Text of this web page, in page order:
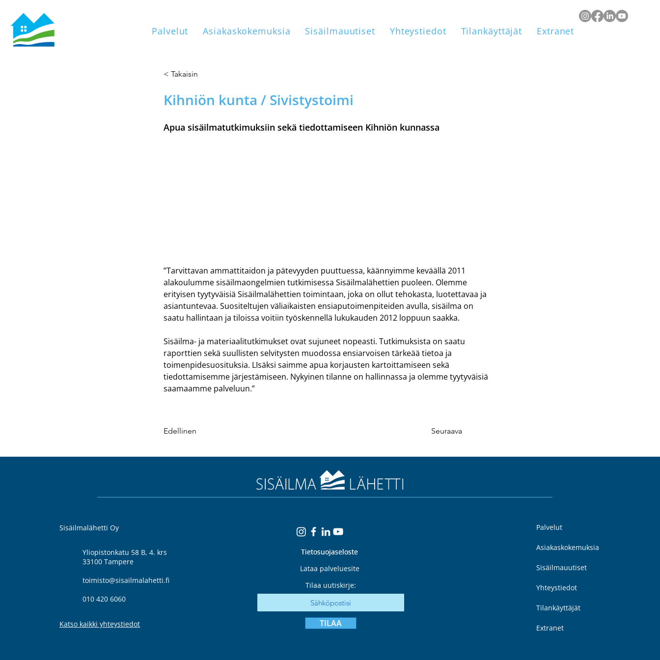
Palvelut Asiakaskokemuksia Sisäilmauutiset Yhteystiedot Tilankäyttäjät Extranet
< Takaisin
Kihniön kunta / Sivistystoimi
Apua sisäilmatutkimuksiin sekä tiedottamiseen Kihniön kunnassa
”Tarvittavan ammattitaidon ja pätevyyden puuttuessa, käännyimme keväällä 2011
alakoulumme sisäilmaongelmien tutkimisessa Sisäilmalähettien puoleen. Olemme
erityisen tyytyväisiä Sisäilmalähettien toimintaan, joka on ollut tehokasta, luotettavaa ja
asiantuntevaa. Suositeltujen väliaikaisten ensiaputoimenpiteiden avulla, sisäilma on
saatu hallintaan ja tiloissa voitiin työskennellä lukukauden 2012 loppuun saakka.
Sisäilma- ja materiaalitutkimukset ovat sujuneet nopeasti. Tutkimuksista on saatu
raporttien sekä suullisten selvitysten muodossa ensiarvoisen tärkeää tietoa ja
toimenpidesuosituksia. LIsäksi saimme apua korjausten kartoittamiseen sekä
tiedottamisemme järjestämiseen. Nykyinen tilanne on hallinnassa ja olemme tyytyväisiä
saamaamme palveluun.”
Edellinen Seuraava
Sisäilmalähetti Oy
Yliopistonkatu 58 B, 4. krs
33100 Tampere
toimisto@sisailmalahetti.fi
010 420 6060
Katso kaikki yhteystiedot
Tietosuojaseloste
Tietosuojaseloste
Lataa palveluesite
Tilaa uutiskirje:
TILAA
Palvelut
Asiakaskokemuksia
Sisäilmauutiset
Yhteystiedot
Tilankäyttäjät
Extranet